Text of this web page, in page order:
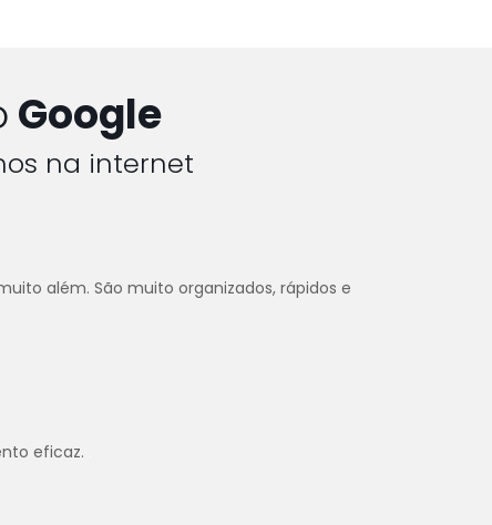
Google
na internet
além. São muito organizados, rápidos e
eficaz.